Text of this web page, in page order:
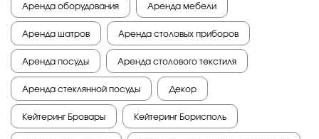
Аренда оборудования Аренда мебели
Аренда шатров Аренда столовых приборов
Аренда посуды Аренда столового текстиля
Аренда стеклянной посуды Декор
Кейтеринг Бровары Кейтеринг Борисполь